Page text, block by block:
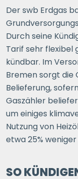
Der swb Erdgas
Durch seine
Tarif sehr flexibel
kündbar. Im
Bremen sorgt die
Belieferung,
Gaszähler
um einiges
Nutzung von
etwa 25% weniger
SO